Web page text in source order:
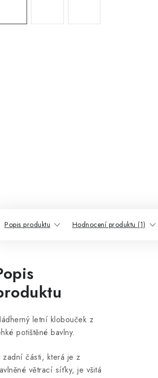
Popis produktu Hodnocení produktu (1)
letní klobouček z
potištěné bavlny.
zadní části, která je z
větrací síťky, je všitá